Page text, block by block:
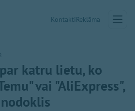
KontaktiReklāma
katru lietu, ko
vai "AliExpress",